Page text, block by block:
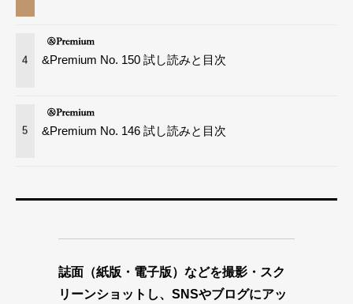
4 &Premium No. 150 試し読みと目次
5 &Premium No. 146 試し読みと目次
誌面（紙版・電子版）などを撮影・スク
リーンショットし、SNSやブログにアッ